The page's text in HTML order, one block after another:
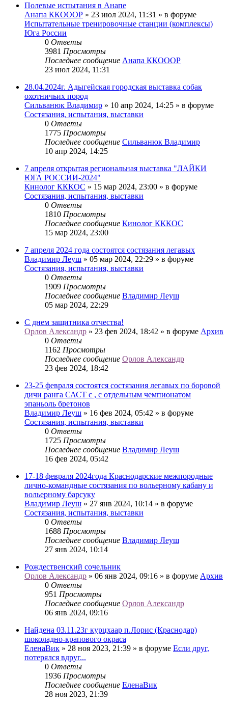
Полевые испытания в Анапе
Анапа ККОООР » 23 июл 2024, 11:31 » в форуме
Испытательные тренировочные станции (комплексы)
Юга России
0 Ответы
3981 Просмотры
Последнее сообщение Анапа ККОООР
23 июл 2024, 11:31
28.04.2024г. Адыгейская городская выставка собак
охотничьих пород
Сильванюк Владимир » 10 апр 2024, 14:25 » в форуме
Состязания, испытания, выставки
0 Ответы
1775 Просмотры
Последнее сообщение Сильванюк Владимир
10 апр 2024, 14:25
7 апреля открытая региональная выставка "ЛАЙКИ
ЮГА РОССИИ-2024"
Кинолог КККОС » 15 мар 2024, 23:00 » в форуме
Состязания, испытания, выставки
0 Ответы
1810 Просмотры
Последнее сообщение Кинолог КККОС
15 мар 2024, 23:00
7 апреля 2024 года состоятся состязания легавых
Владимир Леуш » 05 мар 2024, 22:29 » в форуме
Состязания, испытания, выставки
0 Ответы
1909 Просмотры
Последнее сообщение Владимир Леуш
05 мар 2024, 22:29
С днем защитника отчества!
Орлов Александр » 23 фев 2024, 18:42 » в форуме Архив
0 Ответы
1162 Просмотры
Последнее сообщение Орлов Александр
23 фев 2024, 18:42
23-25 февраля состоятся состязания легавых по боровой
дичи ранга САСТ с , с отдельным чемпионатом
эпаньоль бретонов
Владимир Леуш » 16 фев 2024, 05:42 » в форуме
Состязания, испытания, выставки
0 Ответы
1725 Просмотры
Последнее сообщение Владимир Леуш
16 фев 2024, 05:42
17-18 февраля 2024года Краснодарские межпородные
лично-командные состязания по вольерному кабану и
вольерному барсуку
Владимир Леуш » 27 янв 2024, 10:14 » в форуме
Состязания, испытания, выставки
0 Ответы
1688 Просмотры
Последнее сообщение Владимир Леуш
27 янв 2024, 10:14
Рождественский сочельник
Орлов Александр » 06 янв 2024, 09:16 » в форуме Архив
0 Ответы
951 Просмотры
Последнее сообщение Орлов Александр
06 янв 2024, 09:16
Найдена 03.11.23г курцхаар п.Лорис (Краснодар)
шоколадно-крапового окраса
ЕленаВик » 28 ноя 2023, 21:39 » в форуме Если друг,
потерялся вдруг...
0 Ответы
1936 Просмотры
Последнее сообщение ЕленаВик
28 ноя 2023, 21:39